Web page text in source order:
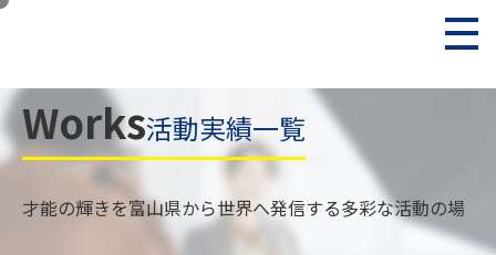
Works活動実績一覧
才能の輝きを富山県から世界へ発信する多彩な活動の場